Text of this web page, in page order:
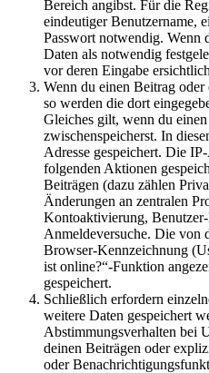
Bereich angibst. Für die
eindeutiger Benutzername,
Passwort notwendig. Wenn
Daten als notwendig
vor deren Eingabe
Wenn du einen Beitrag
so werden die dort
Gleiches gilt, wenn du
zwischenspeicherst. In
Adresse gespeichert. Die
folgenden Aktionen
Beiträgen (dazu zählen
Änderungen an zentralen
Kontoaktivierung,
Anmeldeversuche. Die von
Browser-Kennzeichnung
ist online?“-Funktion
gespeichert.
Schließlich erfordern
weitere Daten gespeichert
Abstimmungsverhalten bei
deinen Beiträgen oder
oder